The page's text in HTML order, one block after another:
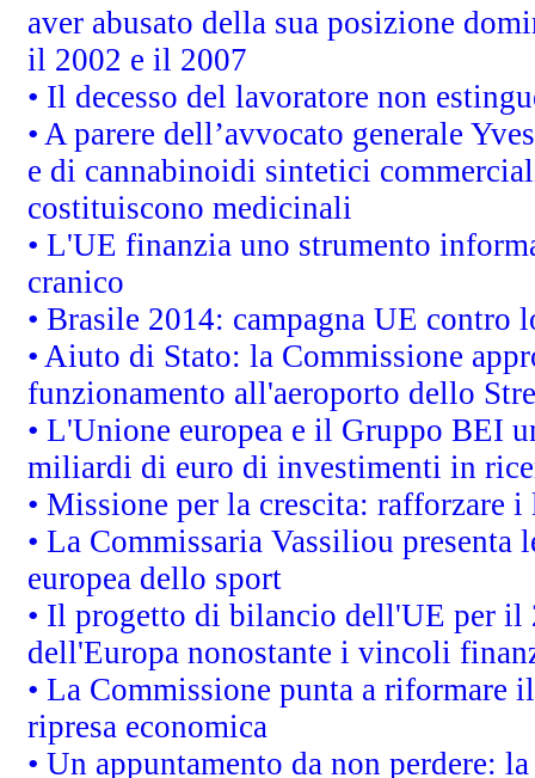
aver abusato della sua posizione
il 2002 e il 2007
• Il decesso del lavoratore non
• A parere dell’avvocato generale
e di cannabinoidi sintetici
costituiscono medicinali
• L'UE finanzia uno strumento
cranico
• Brasile 2014: campagna UE contro
• Aiuto di Stato: la Commissione
funzionamento all'aeroporto dello
• L'Unione europea e il Gruppo BEI
miliardi di euro di investimenti in
• Missione per la crescita: rafforzare
• La Commissaria Vassiliou
europea dello sport
• Il progetto di bilancio dell'UE per il
dell'Europa nonostante i vincoli
• La Commissione punta a riformare
ripresa economica
• Un appuntamento da non perdere: